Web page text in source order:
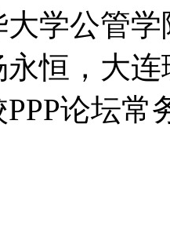
学公管
恒，大
论坛